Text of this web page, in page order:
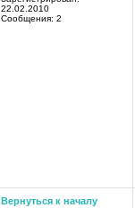
22.02.2010
Сообщения: 2
Вернуться к началу